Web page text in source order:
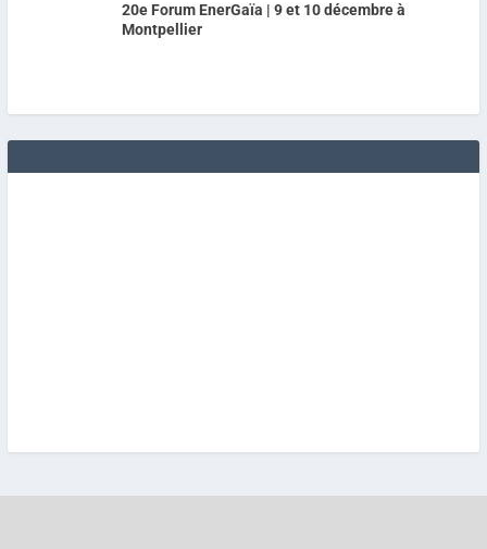
20e Forum EnerGaïa | 9 et 10 décembre à
Montpellier